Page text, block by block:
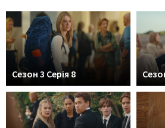
Сезон 3 Серія 8